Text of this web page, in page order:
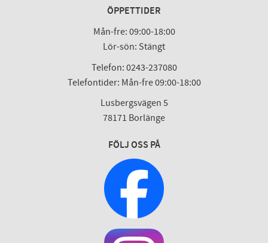
ÖPPETTIDER
Mån-fre: 09:00-18:00
Lör-sön: Stängt
Telefon: 0243-237080
Telefontider: Mån-fre 09:00-18:00
Lusbergsvägen 5
78171 Borlänge
FÖLJ OSS PÅ